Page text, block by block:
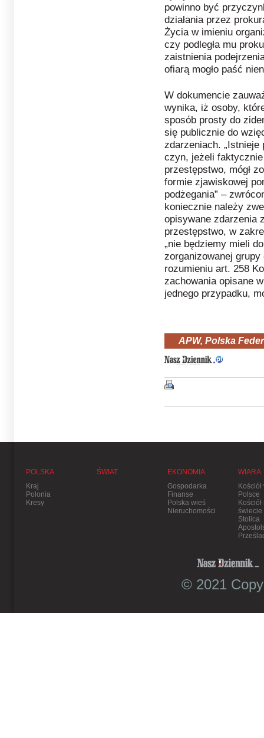
powinno być
działania przez
Życia w imieniu
czy podległa mu
zaistnienia
ofiarą mogło paść
W dokumencie
wynika, iż osoby,
sposób prosty do
się publicznie do
zdarzeniach.
czyn, jeżeli
przestępstwo, mógł
formie zjawiskowej
podżegania” –
koniecznie należy
opisywane zdarzenia
przestępstwo, w
„nie będziemy mieli
zorganizowanej
rozumieniu art. 258
zachowania opisane
jednego przypadku,
APW, Polska
POLSKA
Kraj
Polonia
Kresy
ŚWIAT
EKONOMIA
Gospodarka
Finanse
Polska wieś
Nieruchomości
WIARA
Kościół
Polsce
Kościół
świecie
Stolica
© 2021